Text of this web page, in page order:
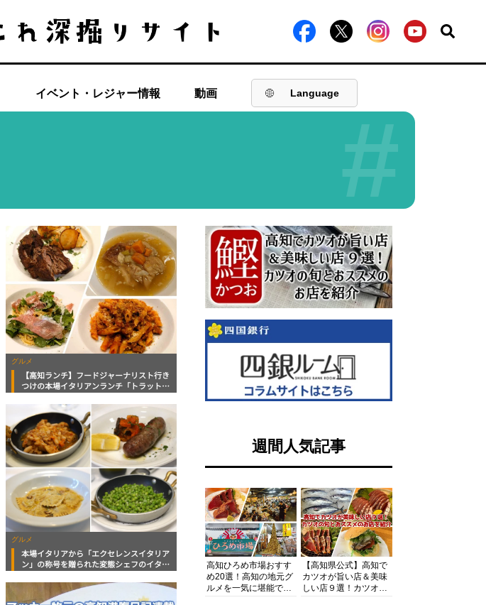
イベント・レジャー情報 動画 Language
#
グルメ
【高知ランチ】フードジャーナリスト行き
つけの本場イタリアンランチ「トラットリ
グルメ
本場イタリアから「エクセレンスイタリア
ン」の称号を贈られた変態シェフのイタリ
ロドーロ」美食おじさんマッキー牧元の高
知満腹日記
週間人気記事
高知ひろめ市場おすす
め20選！高知の地元グ
ルメを一気に堪能でき
【高知県公式】高知で
カツオが旨い店＆美味
しい店９選！カツオの